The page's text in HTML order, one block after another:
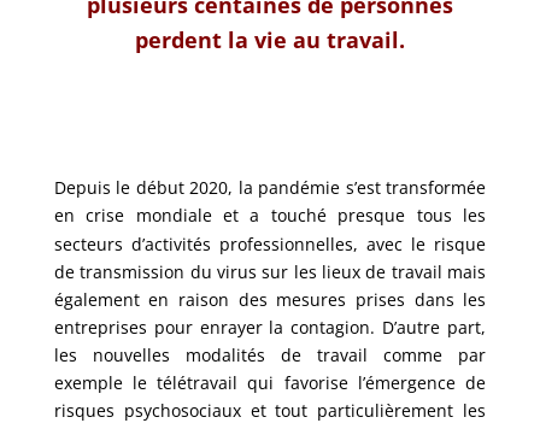
perdent la vie au travail.
Depuis le début 2020, la pandémie s’est transformée
en crise mondiale et a touché presque tous les
secteurs d’activités professionnelles, avec le risque
de transmission du virus sur les lieux de travail mais
également en raison des mesures prises dans les
entreprises pour enrayer la contagion. D’autre part,
les nouvelles modalités de travail comme par
exemple le télétravail qui favorise l’émergencede
risques psychosociaux et tout particulièrement les